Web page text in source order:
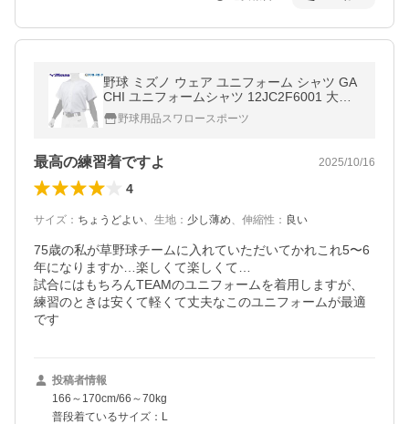
野球 ミズノ ウェア ユニフォーム シャツ GA
CHI ユニフォームシャツ 12JC2F6001 大人
一般 高校野球 練習着 MIZUNO 野球用品 ス
ワロースポーツ アウトレット 野
野球用品スワロースポーツ
最高の練習着ですよ 2025/10/16
4
サイズ ： ちょうどよい、 生地 ： 少し薄め、 伸縮性 ： 良い
75歳の私が草野球チームに入れていただいてかれこれ5〜6
年になりますか…楽しくて楽しくて…
試合にはもちろんTEAMのユニフォームを着用しますが、
練習のときは安くて軽くて丈夫なこのユニフォームが最適
です
投稿者情報
166～170cm/66～70kg
普段着ているサイズ：L